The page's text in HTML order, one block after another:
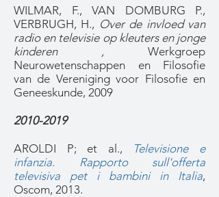
WILMAR, F., VAN DOMBURG P.,
VERBRUGH, H., Over de invloed van
radio en televisie op kleuters en jonge
kinderen , Werkgroep
Neurowetenschappen en Filosofie
van de Vereniging voor Filosofie en
Geneeskunde, 2009
2010-2019
AROLDI P; et al.,
Televisione e
infanzia. Rapporto sull'offerta
televisiva pet i bambini in Italia,
Oscom, 2013.